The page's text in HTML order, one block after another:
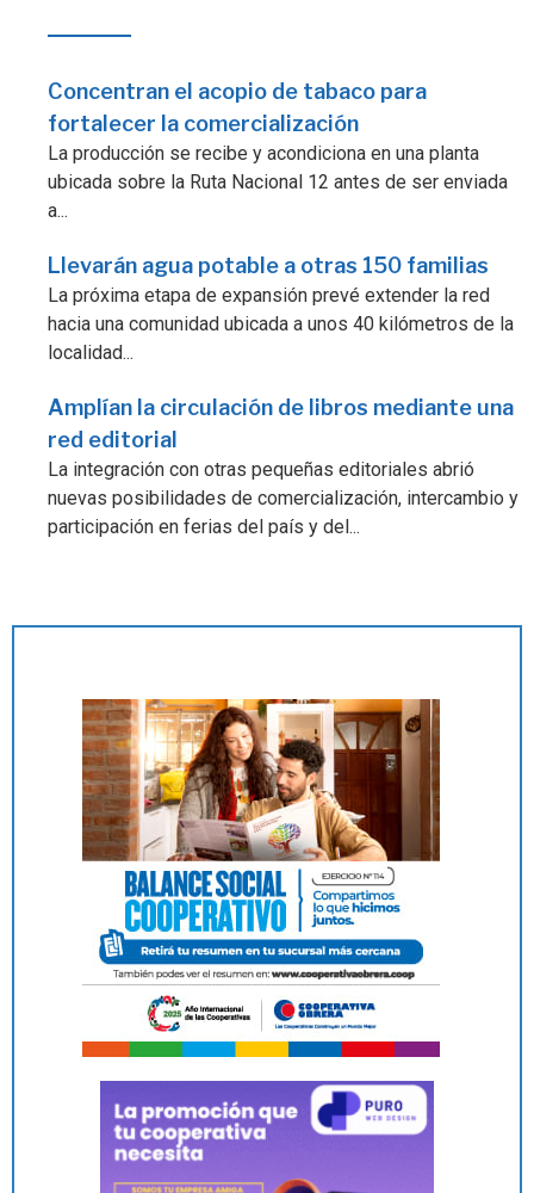
Concentran el acopio de tabaco para
fortalecer la comercialización
La producción se recibe y acondiciona en una planta
ubicada sobre la Ruta Nacional 12 antes de ser enviada
a...
Llevarán agua potable a otras 150 familias
La próxima etapa de expansión prevé extender la red
hacia una comunidad ubicada a unos 40 kilómetros de la
localidad...
Amplían la circulación de libros mediante una
red editorial
La integración con otras pequeñas editoriales abrió
nuevas posibilidades de comercialización, intercambio y
participación en ferias del país y del...